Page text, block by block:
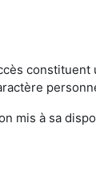
constituent
mis à sa